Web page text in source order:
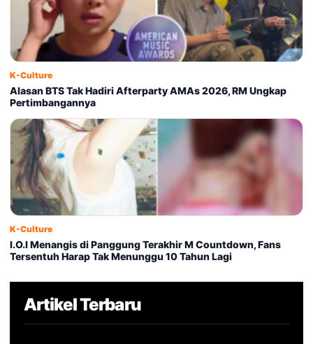
K-Culture
Alasan BTS Tak Hadiri Afterparty AMAs 2026, RM Ungkap
Pertimbangannya
K-Culture
I.O.I Menangis di Panggung Terakhir M Countdown, Fans
Tersentuh Harap Tak Menunggu 10 Tahun Lagi
Artikel Terbaru